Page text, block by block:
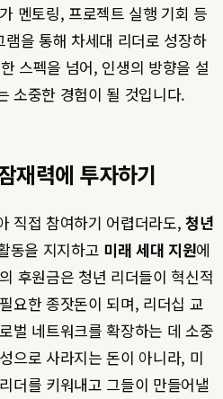
멘토링, 프로젝트 실행 기회 등
을 통해 차세대 리더로 성장하
스펙을 넘어, 인생의 방향을 설
소중한 경험이 될 것입니다.
재력에 투자하기
직접 참여하기 어렵더라도,청년
동을 지지하고 미래 세대 지원에
후원금은 청년 리더들이 혁신적
요한 종잣돈이 되며, 리더십 교
벌 네트워크를 확장하는 데 소중
으로 사라지는 돈이 아니라, 미
더를 키워내고 그들이 만들어낼